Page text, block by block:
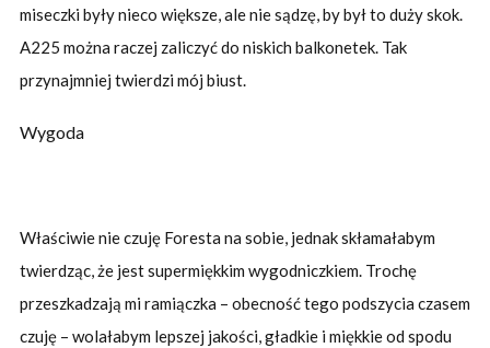
miseczki były nieco większe, ale nie sądzę, by był to duży skok.
A225 można raczej zaliczyć do niskich balkonetek. Tak
przynajmniej twierdzi mój biust.
Wygoda
Właściwie nie czuję Foresta na sobie, jednak skłamałabym
twierdząc, że jest supermiękkim wygodniczkiem. Trochę
przeszkadzają mi ramiączka – obecność tego podszycia czasem
czuję – wolałabym lepszej jakości, gładkie i miękkie od spodu